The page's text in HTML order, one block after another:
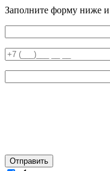
Заполните форму ниже
Отправить